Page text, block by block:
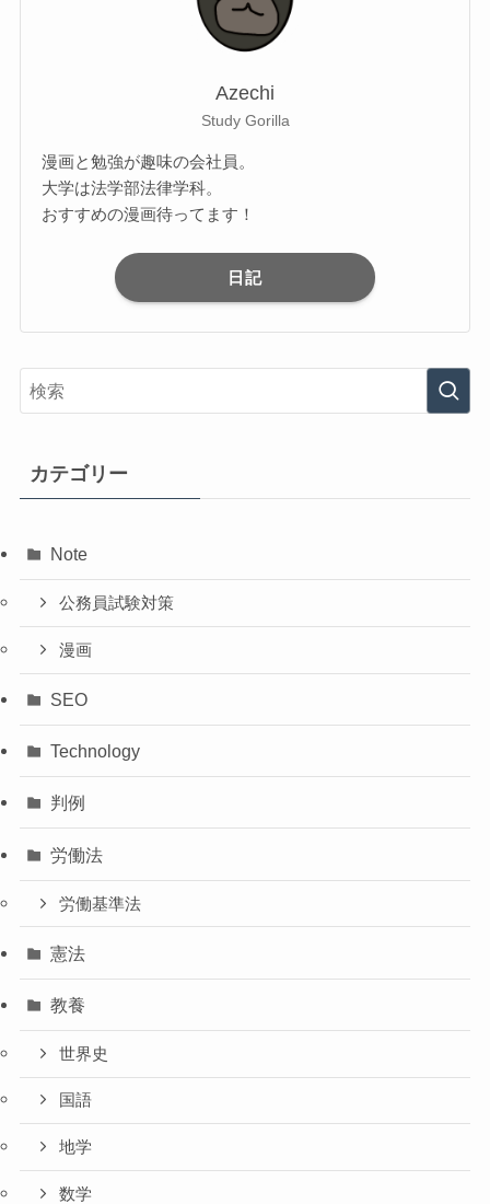
Azechi
Study Gorilla
漫画と勉強が趣味の会社員。
大学は法学部法律学科。
おすすめの漫画待ってます！
日記
カテゴリー
Note
公務員試験対策
漫画
SEO
Technology
判例
労働法
労働基準法
憲法
教養
世界史
国語
地学
数学